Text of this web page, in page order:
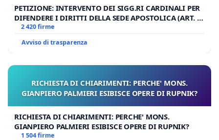
PETIZIONE: INTERVENTO DEI SIGG.RI CARDINALI PER
DIFENDERE I DIRITTI DELLA SEDE APOSTOLICA (ART. 3
UDG)
2 420 firme
Avviso di trasparenza
RICHIESTA DI CHIARIMENTI: PERCHE' MONS.
GIANPIERO PALMIERI ESIBISCE OPERE DI RUPNIK?
RICHIESTA DI CHIARIMENTI: PERCHE' MONS.
GIANPIERO PALMIERI ESIBISCE OPERE DI RUPNIK?
1 504 firme